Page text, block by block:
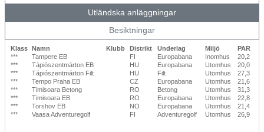
Utländska anläggningar
Besiktningar
Klass Namn Klubb Distrikt Underlag Miljö
PAR
***
Tampere EB FI Europabana Inomhus
20,2
***
Tápiószentmárton EB HU Europabana Utomhus
20,0
***
Tápiószentmárton Filt HU Filt Utomhus
27,3
***
Tempo Praha EB CZ Europabana Utomhus
21,6
***
Timisoara Betong RO Betong Utomhus
31,3
***
Timisoara EB RO Europabana Utomhus
22,8
***
Torshov EB NO Europabana Utomhus
21,4
***
Vaasa Adventuregolf FI Adventuregolf Utomhus 26,9